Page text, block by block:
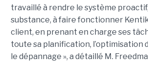
travaillé à rendre le système
substance, à faire fonctionner Kentik
client, en prenant en charge ses
toute sa planification, l’optimisation
le dépannage », a détaillé M.